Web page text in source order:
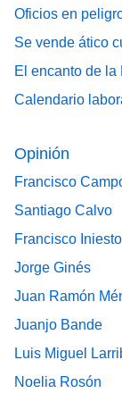
Oficios en
Se vende ático
El encanto de la
Calendario
Opinión
Francisco
Santiago Calvo
Francisco Iniesto
Jorge Ginés
Juan Ramón
Juanjo Bande
Luis Miguel
Noelia Rosón